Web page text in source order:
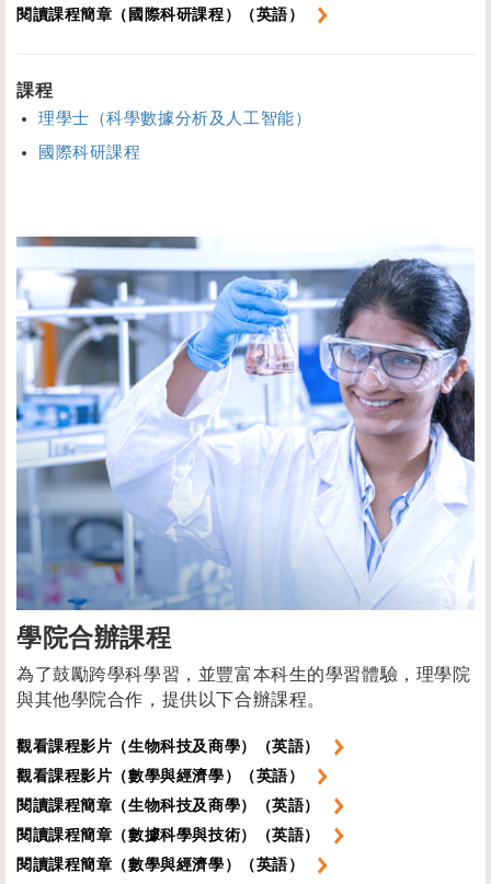
閱讀課程簡章（國際科研課程）（英語）
課程
理學士（科學數據分析及人工智能）
國際科研課程
學院合辦課程
為了鼓勵跨學科學習，並豐富本科生的學習體驗，理學院
與其他學院合作，提供以下合辦課程。
觀看課程影片（生物科技及商學）（英語）
觀看課程影片（數學與經濟學）（英語）
閱讀課程簡章（生物科技及商學）（英語）
閱讀課程簡章（數據科學與技術）（英語）
閱讀課程簡章（數學與經濟學）（英語）